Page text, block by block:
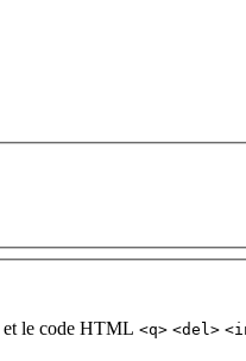
et le code HTML <q> <del>